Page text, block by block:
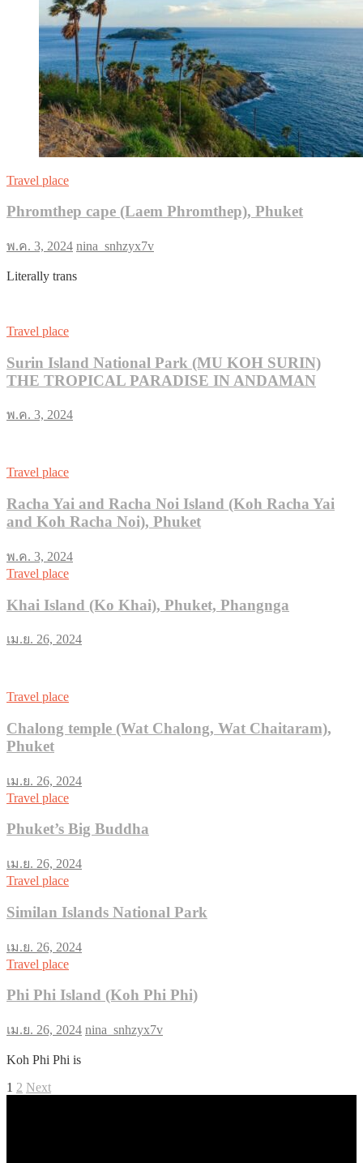
Travel place
Phromthep cape (Laem Phromthep), Phuket
พ.ค. 3, 2024 nina_snhzyx7v
Literally trans
Travel place
Surin Island National Park (MU KOH SURIN)
THE TROPICAL PARADISE IN ANDAMAN
พ.ค. 3, 2024
Travel place
Racha Yai and Racha Noi Island (Koh Racha Yai
and Koh Racha Noi), Phuket
พ.ค. 3, 2024
Travel place
Khai Island (Ko Khai), Phuket, Phangnga
เม.ย. 26, 2024
Travel place
Chalong temple (Wat Chalong, Wat Chaitaram),
Phuket
เม.ย. 26, 2024
Travel place
Phuket’s Big Buddha
เม.ย. 26, 2024
Travel place
Similan Islands National Park
เม.ย. 26, 2024
Travel place
Phi Phi Island (Koh Phi Phi)
เม.ย. 26, 2024 nina_snhzyx7v
Koh Phi Phi is
Posts
Page
1 Page
2 NextNext